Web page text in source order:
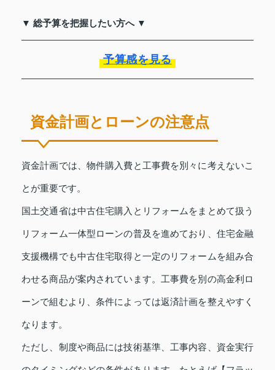
▼ 総予算を把握したい方へ ▼
予算感を見る
資金計画とローンの注意点
資金計画では、物件購入費と工事費を別々に考えないこ
とが重要です。
国土交通省は中古住宅購入とリフォームをまとめて扱う
リフォーム一体型ローンの普及を進めており、住宅金融
支援機構でも中古住宅取得と一定のリフォームを組み合
わせる商品が案内されています。工事費を別の高金利ロ
ーンで組むより、条件によっては返済計画を整えやすく
なります。
ただし、制度や商品には技術基準、工事内容、資金実行